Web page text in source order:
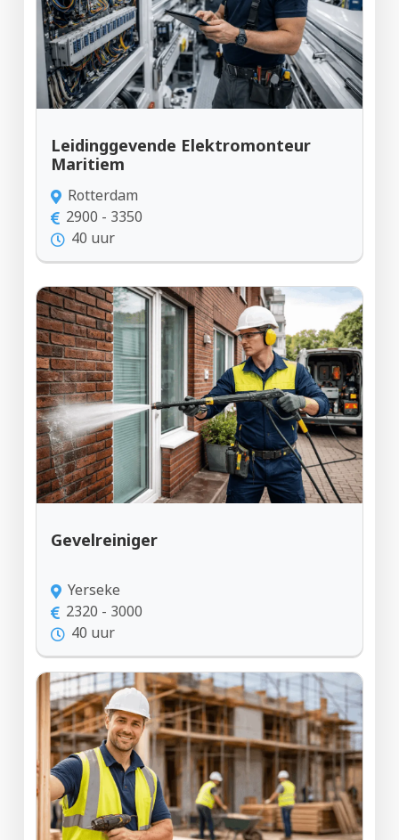
Leidinggevende Elektromonteur
Maritiem
Rotterdam
2900 - 3350
40 uur
Gevelreiniger
Yerseke
2320 - 3000
40 uur